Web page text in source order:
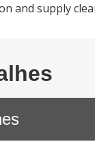
and supply